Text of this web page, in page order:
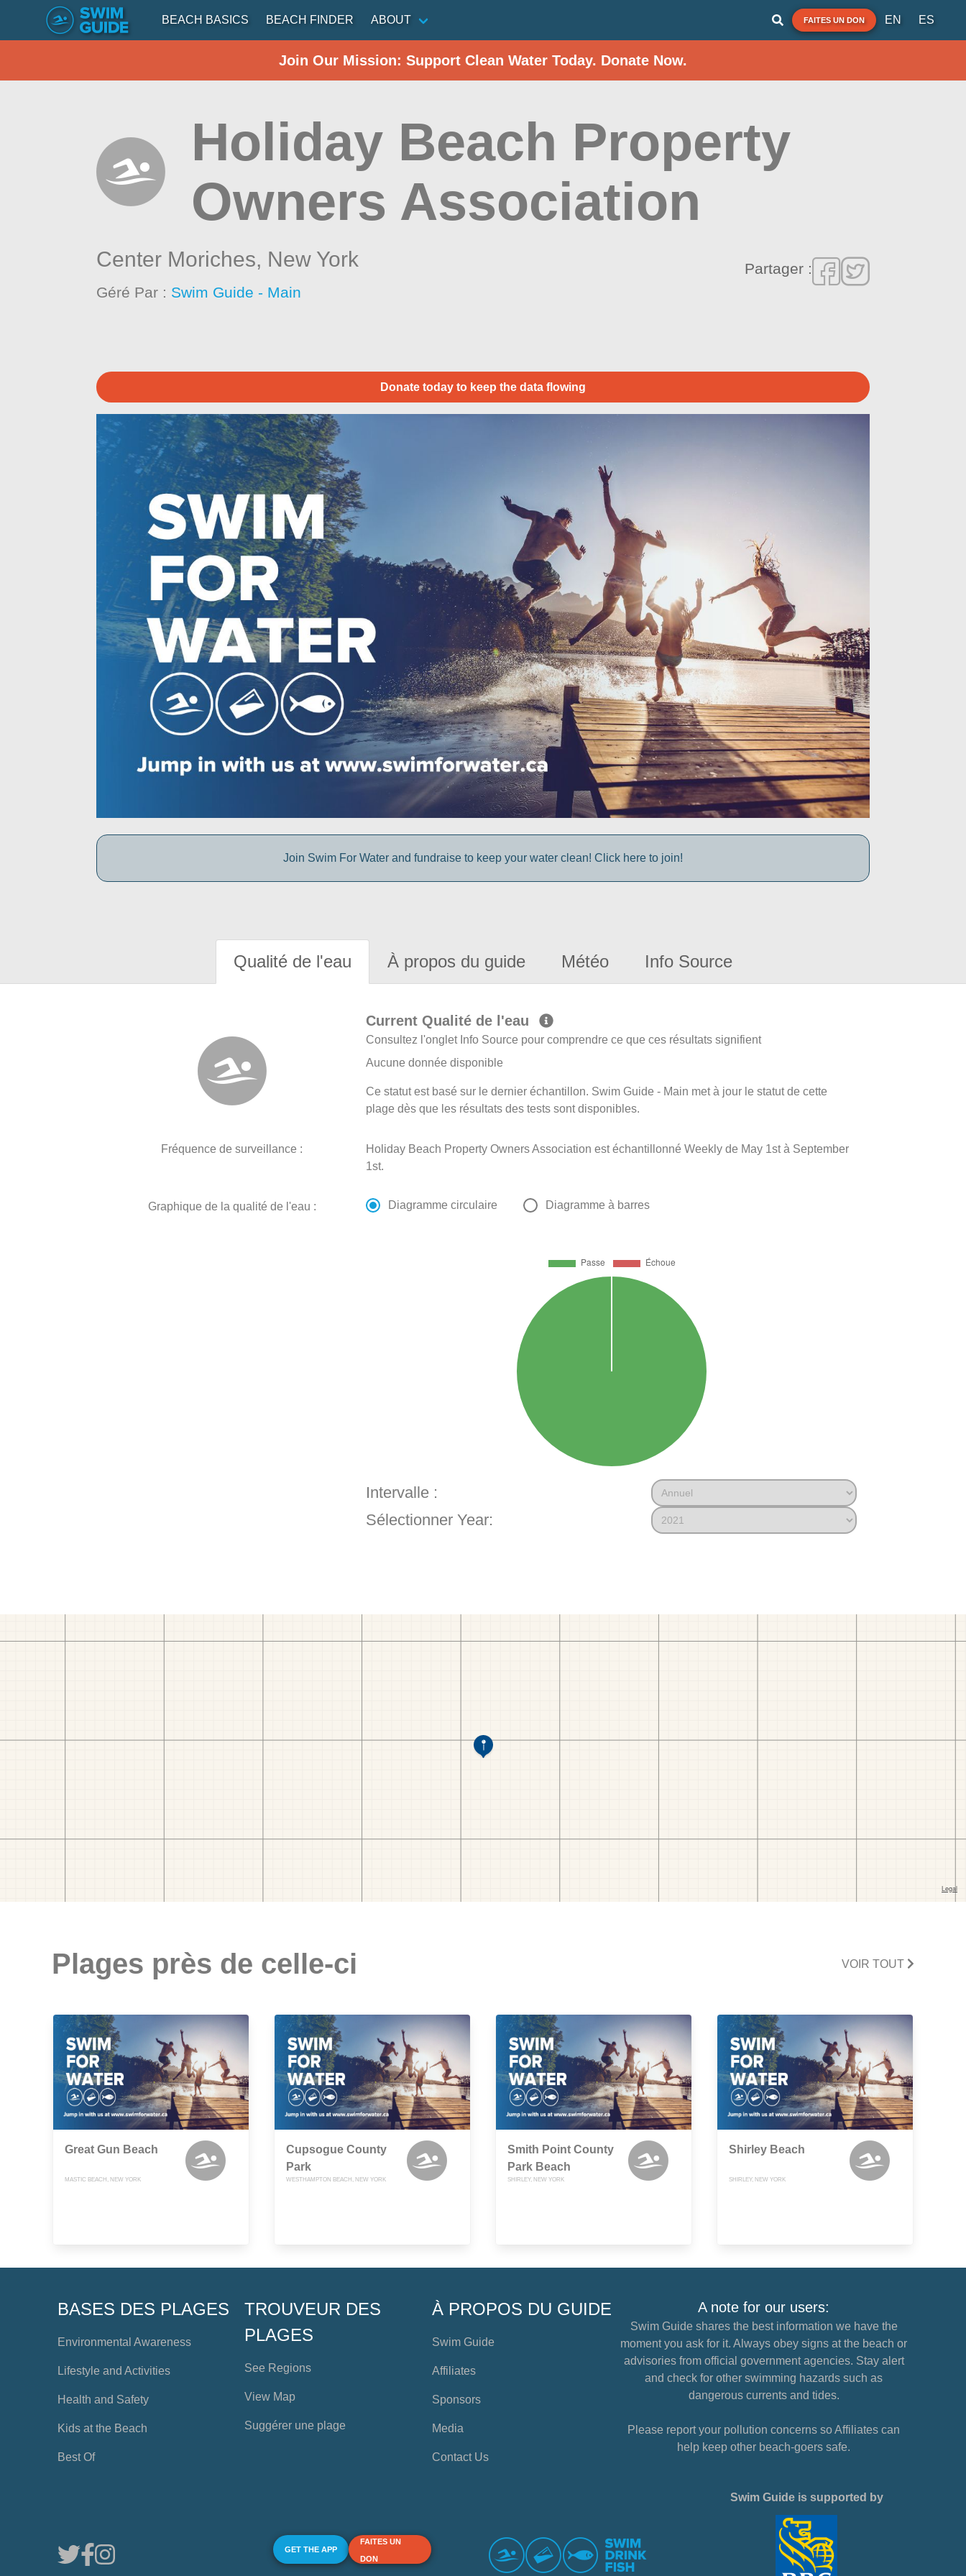
BEACH BASICS BEACH FINDER ABOUT FAITES UN DON EN ES
Join Our Mission: Support Clean Water Today. Donate Now.
Holiday Beach Property
Owners Association
Center Moriches, New York
Géré Par : Swim Guide - Main
Partager :
Donate today to keep the data flowing
Join Swim For Water and fundraise to keep your water clean! Click here to join!
Qualité de l'eau À propos du guide Météo Info Source
Current Qualité de l'eau
Consultez l'onglet Info Source pour comprendre ce que ces résultats signifient
Aucune donnée disponible
Ce statut est basé sur le dernier échantillon. Swim Guide - Main met à jour le statut de cette
plage dès que les résultats des tests sont disponibles.
Fréquence de surveillance :
Holiday Beach Property Owners Association est échantillonné Weekly de May 1st à September
1st.
Graphique de la qualité de l'eau : Diagramme circulaire Diagramme à barres
Intervalle :
Sélectionner Year:
Plages près de celle-ci VOIR TOUT
Great Gun Beach
MASTIC BEACH, NEW YORK
Cupsogue County
Park
WESTHAMPTON BEACH, NEW YORK
Smith Point County
Park Beach
SHIRLEY, NEW YORK
Shirley Beach
SHIRLEY, NEW YORK
BASES DES PLAGES
Environmental Awareness
Lifestyle and Activities
Health and Safety
Kids at the Beach
Best Of
TROUVEUR DES
PLAGES
See Regions
View Map
Suggérer une plage
À PROPOS DU GUIDE
Swim Guide
Affiliates
Sponsors
Media
Contact Us
A note for our users:
Swim Guide shares the best information we have the
moment you ask for it. Always obey signs at the beach or
advisories from official government agencies. Stay alert
and check for other swimming hazards such as
dangerous currents and tides.
Please report your pollution concerns so Affiliates can
help keep other beach-goers safe.
GET THE APP
FAITES UN
DON
Swim Guide is supported by